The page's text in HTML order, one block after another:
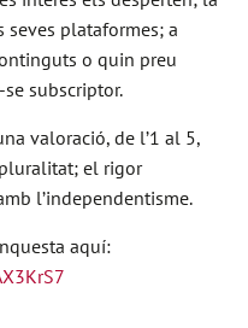
plataformes; a
o quin preu
subscriptor.
valoració, de l’1 al 5,
el rigor
l’independentisme.
aquí: